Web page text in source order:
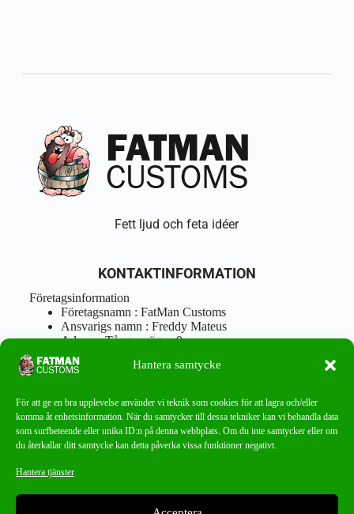
Hantera samtycke
För att ge en bra upplevelse använder vi teknik som cookies för att lagra och/eller
komma åt enhetsinformation. När du samtycker till dessa tekniker kan vi behandla data
som surfbeteende eller unika ID:n på denna webbplats. Om du inte samtycker eller om
du återkallar ditt samtycke kan detta påverka vissa funktioner negativt.
Hantera tjänster
Fett ljud och feta idéer
KONTAKTINFORMATION
Företagsinformation
Företagsnamn : FatMan Customs
Ansvarigs namn : Freddy Mateus
Adress : Tångenvägen 9
Postnr : 417 46 Göteborg
Tel : 0762919666
info@fatmancustoms.se
Mån – Fre 10:00 – 18:00
Lör -11:00 – 15:00
Missa aldrig ett bra erbjudande!